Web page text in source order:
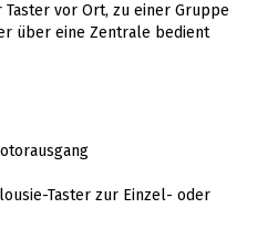
Taster vor Ort, zu einer Gruppe
über eine Zentrale bedient
Taster zur Einzel- oder